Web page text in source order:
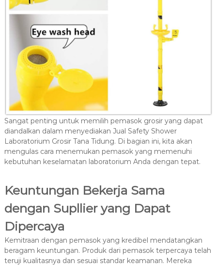
Sangat penting untuk memilih pemasok grosir yang dapat
diandalkan dalam menyediakan Jual Safety Shower
Laboratorium Grosir Tana Tidung. Di bagian ini, kita akan
mengulas cara menemukan pemasok yang memenuhi
kebutuhan keselamatan laboratorium Anda dengan tepat.
Keuntungan Bekerja Sama
dengan Supllier yang Dapat
Dipercaya
Kemitraan dengan pemasok yang kredibel mendatangkan
beragam keuntungan. Produk dari pemasok terpercaya telah
teruji kualitasnya dan sesuai standar keamanan. Mereka